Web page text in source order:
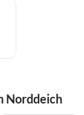
Norddeich